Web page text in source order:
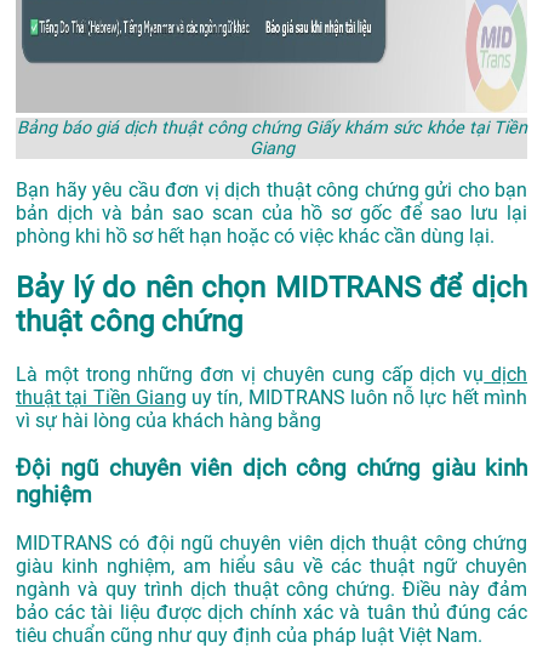
Bảng báo giá dịch thuật công chứng Giấy khám sức khỏe tại Tiền
Giang
Bạn hãy yêu cầu đơn vị dịch thuật công chứng gửi cho bạn
bản dịch và bản sao scan của hồ sơ gốc để sao lưu lại
phòng khi hồ sơ hết hạn hoặc có việc khác cần dùng lại.
Bảy lý do nên chọn MIDTRANS để dịch
thuật công chứng
Là một trong những đơn vị chuyên cung cấp dịch vụ dịch
thuật tại Tiền Giang uy tín, MIDTRANS luôn nỗ lực hết mình
vì sự hài lòng của khách hàng bằng
Đội ngũ chuyên viên dịch công chứng giàu kinh
nghiệm
MIDTRANS có đội ngũ chuyên viên dịch thuật công chứng
giàu kinh nghiệm, am hiểu sâu về các thuật ngữ chuyên
ngành và quy trình dịch thuật công chứng. Điều này đảm
bảo các tài liệu được dịch chính xác và tuân thủ đúng các
tiêu chuẩn cũng như quy định của pháp luật Việt Nam.